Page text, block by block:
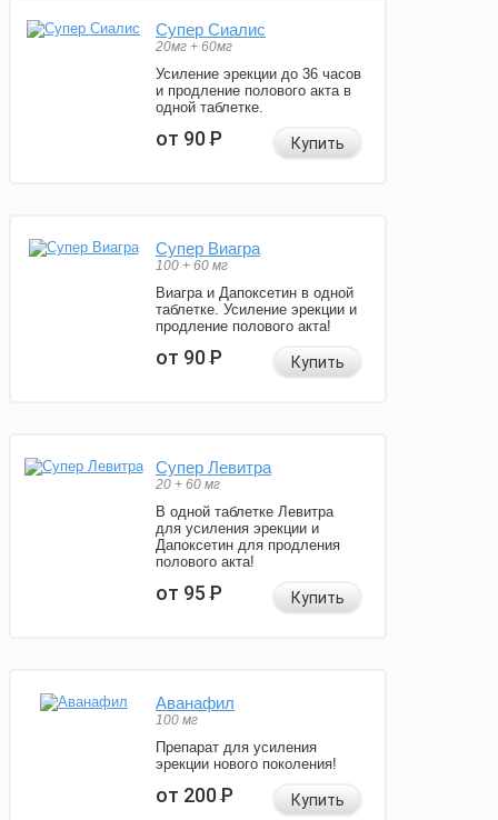
Супер Сиалис
20мг + 60мг
Усиление эрекции до 36 часов
и продление полового акта в
одной таблетке.
от 90Р Купить
Супер Виагра
100 + 60 мг
Виагра и Дапоксетин в одной
таблетке. Усиление эрекции и
продление полового акта!
от 90Р Купить
Супер Левитра
20 + 60 мг
В одной таблетке Левитра
для усиления эрекции и
Дапоксетин для продления
полового акта!
от 95Р Купить
Аванафил
100 мг
Препарат для усиления
эрекции нового поколения!
от 200Р Купить